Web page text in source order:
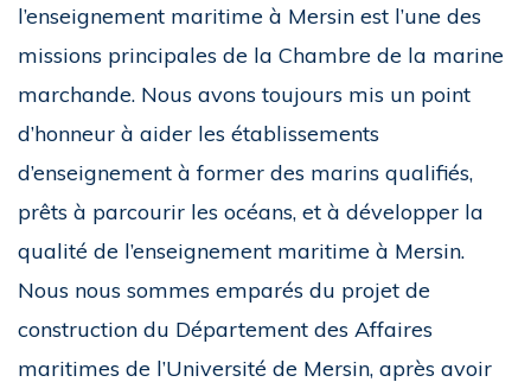
l’enseignement maritime à Mersin est l’une des
missions principales de la Chambre de la marine
marchande. Nous avons toujours mis un point
d’honneur à aider les établissements
d’enseignement à former des marins qualifiés,
prêts à parcourir les océans, et à développer la
qualité de l’enseignement maritime à Mersin.
Nous nous sommes emparés du projet de
construction du Département des Affaires
maritimes de l’Université de Mersin, après avoir